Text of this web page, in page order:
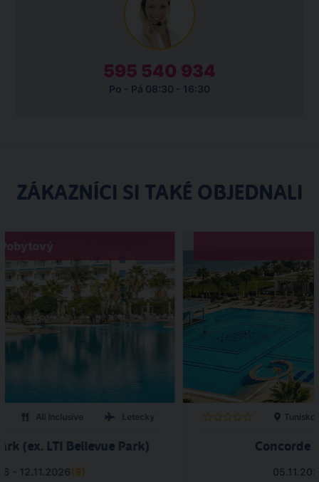
595 540 934
Po - Pá 08:30 - 16:30
ZÁKAZNÍCI SI TAKÉ OBJEDNALI
All Inclusive Letecky
(ex. LTI Bellevue Park)
- 12.11.2026(8)
Tunisko
Concorde